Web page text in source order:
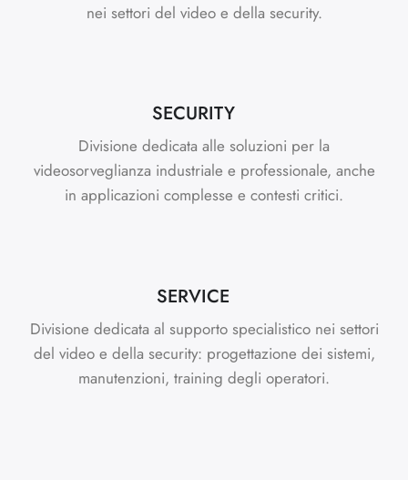
nei settori del video e della security.
SECURITY
Divisione dedicata alle soluzioni per la
videosorveglianza industriale e professionale, anche
in applicazioni complesse e contesti critici.
SERVICE
Divisione dedicata al supporto specialistico nei settori
del video e della security: progettazione dei sistemi,
manutenzioni, training degli operatori.